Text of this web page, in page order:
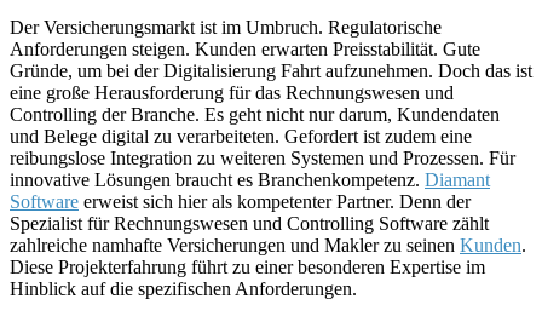
Der Versicherungsmarkt ist im Umbruch. Regulatorische
Anforderungen steigen. Kunden erwarten Preisstabilität. Gute
Gründe, um bei der Digitali­sierung Fahrt aufzunehmen. Doch das ist
eine große Herausforderung für das Rechnungswesen und
Controlling der Branche. Es geht nicht nur darum, Kundendaten
und Belege digital zu verarbeiteten. Gefordert ist zudem eine
reibungslose Integration zu weiteren Systemen und Prozes­sen. Für
innovative Lösungen braucht es Branchenkompetenz. Diamant
Software erweist sich hier als kompetenter Partner. Denn der
Spezialist für Rechnungswesen und Controlling Software zählt
zahlreiche namhafte Versicherungen und Makler zu seinen Kunden.
Diese Projekterfahrung führt zu einer besonderen Expertise im
Hinblick auf die spezifischen Anforderungen.